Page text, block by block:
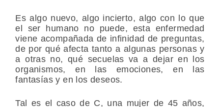
Es algo nuevo, algo incierto, algo con lo que
el ser humano no puede, esta enfermedad
viene acompañada de infinidad de preguntas,
de por qué afecta tanto a algunas personas y
a otras no, qué secuelas va a dejar en los
organismos, en las emociones, en las
fantasías y en los deseos.
Tal es el caso de C, una mujer de 45 años,